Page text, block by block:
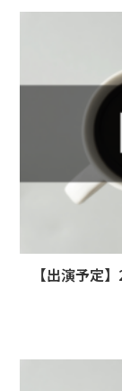
【出演予定